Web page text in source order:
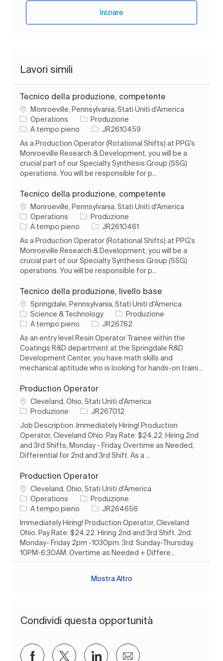
Iniziare
Lavori simili
Tecnico della produzione, competente
Ubicazione
Monroeville, Pennsylvania, Stati Uniti d'America
Operations
Categoria
Produzione
Tipo di lavoro
A tempo pieno ID processo
JR2610459
As a Production Operator (Rotational Shifts) at PPG's
Monroeville Research & Development, you will be a
crucial part of our Specialty Synthesis Group (SSG)
operations. You will be responsible for p...
Tecnico della produzione, competente
Ubicazione
Monroeville, Pennsylvania, Stati Uniti d'America
Operations
Categoria
Produzione
Tipo di lavoro
A tempo pieno ID processo
JR2610461
As a Production Operator (Rotational Shifts) at PPG's
Monroeville Research & Development, you will be a
crucial part of our Specialty Synthesis Group (SSG)
operations. You will be responsible for p...
Tecnico della produzione, livello base
Ubicazione
Springdale, Pennsylvania, Stati Uniti d'America
Science & Technology
Categoria
Produzione
Tipo di lavoro
A tempo pieno ID processo
JR26762
As an entry level Resin Operator Trainee within the
Coatings R&D department at the Springdale R&D
Development Center, you have math skills and
mechanical aptitude who is looking for hands-on traini...
Production Operator
Ubicazione
Cleveland, Ohio, Stati Uniti d'America
Categoria
Produzione ID processo
JR267012
Job Description. Immediately Hiring! Production
Operator, Cleveland Ohio. Pay Rate: $24.22. Hiring 2nd
and 3rd Shifts, Monday - Friday, Overtime as Needed,
Differential for 2nd and 3rd Shift. As a ...
Production Operator
Ubicazione
Cleveland, Ohio, Stati Uniti d'America
Operations
Categoria
Produzione
Tipo di lavoro
A tempo pieno ID processo
JR264656
Immediately Hiring! Production Operator, Cleveland
Ohio. Pay Rate: $24.22. Hiring 2nd and 3rd Shift. 2nd:
Monday- Friday 2pm -1030pm. 3rd: Sunday-Thursday,
10PM-6:30AM. Overtime as Needed + Differe...
Mostra Altro
Condividi questa opportunità
Condividi su Facebook
Condividi via twitter
Condividi tramite LinkedIn
Condividi via e-mail